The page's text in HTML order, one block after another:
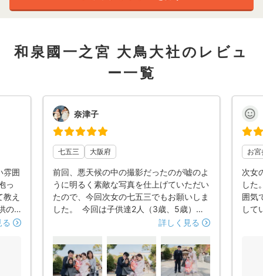
和泉國一之宮 大鳥大社のレビュ
ー一覧
雰囲
っ
え
の
して
奈津子
七五三 大阪府
前回、悪天候の中の撮影だったのが嘘のよ
うに明るく素敵な写真を仕上げていただい
たので、今回次女の七五三でもお願いしま
した。 今回は子供達2人（3歳、5歳）と
も成長により前回より動きが俊敏になり更
したが、またまた素晴らしい写真を納品い
ただきました。 親として子供の”この瞬
間！”を写真に収めることの難しさを日々
詳しく見る
お
次女
した
囲気
して